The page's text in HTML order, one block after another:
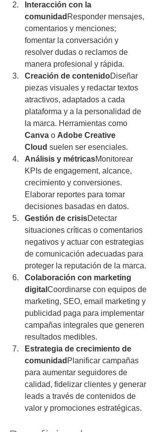
Interacción con la
comunidad Responder mensajes,
comentarios y menciones;
fomentar la conversación y
resolver dudas o reclamos de
manera profesional y rápida.
Creación de contenidoDiseñar
piezas visuales y redactar textos
atractivos, adaptados a cada
plataforma y a la personalidad de
la marca. Herramientas como
Canva o Adobe Creative
Cloud suelen ser esenciales.
Análisis y métricasMonitorear
KPIs de engagement, alcance,
crecimiento y conversiones.
Elaborar reportes para tomar
decisiones basadas en datos.
Gestión de crisisDetectar
situaciones críticas o comentarios
negativos y actuar con estrategias
de comunicación adecuadas para
proteger la reputación de la marca.
Colaboración con marketing
digital Coordinarse con equipos de
marketing, SEO, email marketing y
publicidad paga para implementar
campañas integrales que generen
resultados medibles.
Estrategia de crecimiento de
comunidad Planificar campañas
para aumentar seguidores de
calidad, fidelizar clientes y generar
leads a través de contenidos de
valor y promociones estratégicas.